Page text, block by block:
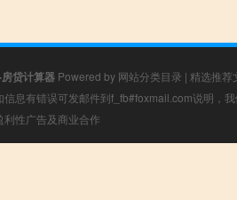
贷计算器 Powered by 网站分类目录 | 精选推荐
息有错误可发邮件到f_fb#foxmail.com说明，
性广告及商业合作